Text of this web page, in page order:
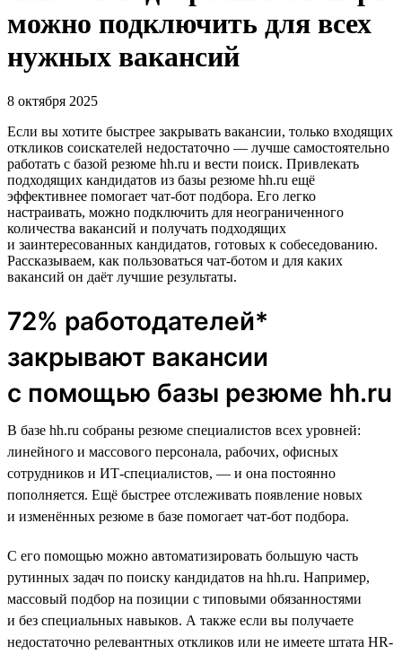
можно подключить для всех
нужных вакансий
8 октября 2025
Если вы хотите быстрее закрывать вакансии, только входящих
откликов соискателей недостаточно — лучше самостоятельно
работать с базой резюме hh.ru и вести поиск. Привлекать
подходящих кандидатов из базы резюме hh.ru ещё
эффективнее помогает чат-бот подбора. Его легко
настраивать, можно подключить для неограниченного
количества вакансий и получать подходящих
и заинтересованных кандидатов, готовых к собеседованию.
Рассказываем, как пользоваться чат-ботом и для каких
вакансий он даёт лучшие результаты.
72% работодателей*
закрывают вакансии
с помощью базы резюме hh.ru
В базе hh.ru собраны резюме специалистов всех уровней:
линейного и массового персонала, рабочих, офисных
сотрудников и ИТ-специалистов, — и она постоянно
пополняется. Ещё быстрее отслеживать появление новых
и изменённых резюме в базе помогает чат-бот подбора.
С его помощью можно автоматизировать большую часть
рутинных задач по поиску кандидатов на hh.ru. Например,
массовый подбор на позиции с типовыми обязанностями
и без специальных навыков. А также если вы получаете
недостаточно релевантных откликов или не имеете штата HR-